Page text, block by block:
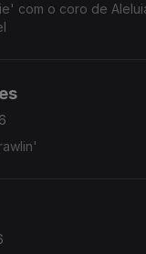
com o coro de